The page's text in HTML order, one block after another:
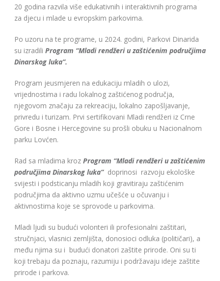
20 godina razvila više edukativnih i interaktivnih programa
za djecu i mlade u evropskim parkovima.
Po uzoru na te programe, u 2024. godini, Parkovi Dinarida
su izradili Program “Mladi rendžeri u zaštićenim područjima
Dinarskog luka”.
Program jeusmjeren na edukaciju mladih o ulozi,
vrijednostima i radu lokalnog zaštićenog područja,
njegovom značaju za rekreaciju, lokalno zapošljavanje,
privredu i turizam. Prvi sertifikovani Mladi rendžeri iz Crne
Gore i Bosne i Hercegovine su prošli obuku u Nacionalnom
parku Lovćen.
Rad sa mladima kroz Program “Mladi rendžeri u zaštićenim
područjima Dinarskog luka”doprinosi razvoju ekološke
svijesti i podsticanju mladih koji gravitiraju zaštićenim
područjima da aktivno uzmu učešće u očuvanju i
aktivnostima koje se sprovode u parkovima.
Mladi ljudi su budući volonteri ili profesionalni zaštitari,
stručnjaci, vlasnici zemljišta, donosioci odluka (političari), a
među njima su i budući donatori zaštite prirode. Oni su ti
koji trebaju da poznaju, razumiju i podržavaju ideje zaštite
prirode i parkova.